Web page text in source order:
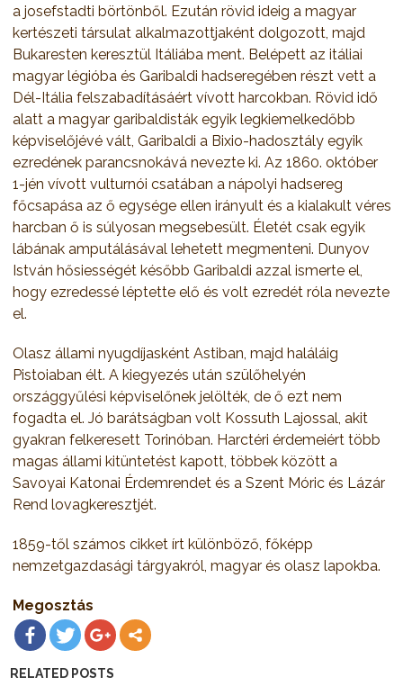
a josefstadti börtönből. Ezután rövid ideig a magyar
kertészeti társulat alkalmazottjaként dolgozott, majd
Bukaresten keresztül Itáliába ment. Belépett az itáliai
magyar légióba és Garibaldi hadseregében részt vett a
Dél-Itália felszabadításáért vívott harcokban. Rövid idő
alatt a magyar garibaldisták egyik legkiemelkedőbb
képviselőjévé vált, Garibaldi a Bixio-hadosztály egyik
ezredének parancsnokává nevezte ki. Az 1860. október
1-jén vívott vulturnói csatában a nápolyi hadsereg
főcsapása az ő egysége ellen irányult és a kialakult véres
harcban ő is súlyosan megsebesült. Életét csak egyik
lábának amputálásával lehetett megmenteni. Dunyov
István hősiességét később Garibaldi azzal ismerte el,
hogy ezredessé léptette elő és volt ezredét róla nevezte
el.
Olasz állami nyugdíjasként Astiban, majd haláláig
Pistoiaban élt. A kiegyezés után szülőhelyén
országgyűlési képviselőnek jelölték, de ő ezt nem
fogadta el. Jó barátságban volt Kossuth Lajossal, akit
gyakran felkeresett Torinóban. Harctéri érdemeiért több
magas állami kitüntetést kapott, többek között a
Savoyai Katonai Érdemrendet és a Szent Móric és Lázár
Rend lovagkeresztjét.
1859-től számos cikket írt különböző, főképp
nemzetgazdasági tárgyakról, magyar és olasz lapokba.
Megosztás
RELATED POSTS